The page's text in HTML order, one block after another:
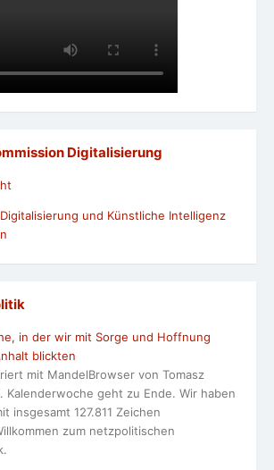
Digitalisierung
und Künstliche Intelligenz
in der wir mit Sorge und Hoffnung
blickten
mit MandelBrowser von Tomasz
Kalenderwoche geht zu Ende. Wir haben
insgesamt 127.811 Zeichen
zum netzpolitischen